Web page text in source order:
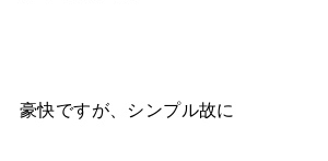
豪快ですが、シンプル故に